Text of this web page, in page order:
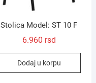
Stolica Model: ST 10 F
6.960 rsd
Dodaj u korpu